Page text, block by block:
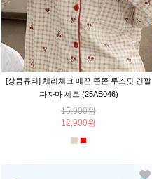
[상큼큐티] 체리체크 매끈 쫀쫀 루즈핏 긴팔
파자마 세트 (25AB046)
15,900원
12,900원